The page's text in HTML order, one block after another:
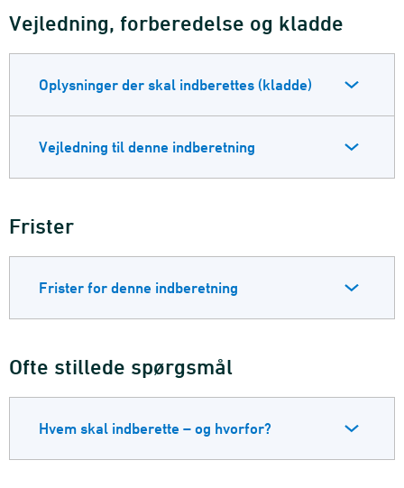
Vejledning, forberedelse og kladde
Oplysninger der skal indberettes (kladde)
Vejledning til denne indberetning
Frister
Frister for denne indberetning
Ofte stillede spørgsmål
Hvem skal indberette – og hvorfor?